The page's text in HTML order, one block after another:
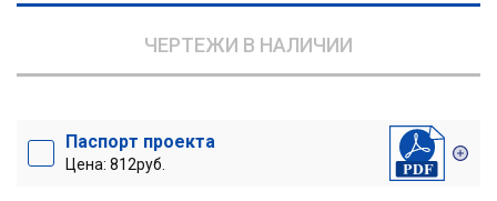
ЧЕРТЕЖИ В НАЛИЧИИ
Паспорт проекта
Цена: 812руб.